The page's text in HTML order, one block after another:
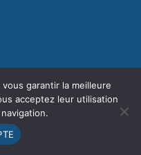
garantir la meilleure
acceptez leur utilisation